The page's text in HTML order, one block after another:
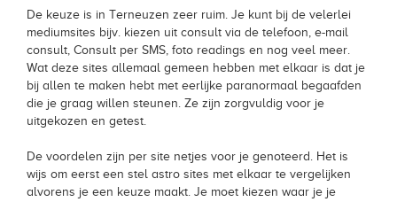
De keuze is in Terneuzen zeer ruim. Je kunt bij de velerlei
mediumsites bijv. kiezen uit consult via de telefoon, e-mail
consult, Consult per SMS, foto readings en nog veel meer.
Wat deze sites allemaal gemeen hebben met elkaar is dat je
bij allen te maken hebt met eerlijke paranormaal begaafden
die je graag willen steunen. Ze zijn zorgvuldig voor je
uitgekozen en getest.
De voordelen zijn per site netjes voor je genoteerd. Het is
wijs om eerst een stel astro sites met elkaar te vergelijken
alvorens je een keuze maakt. Je moet kiezen waar je je